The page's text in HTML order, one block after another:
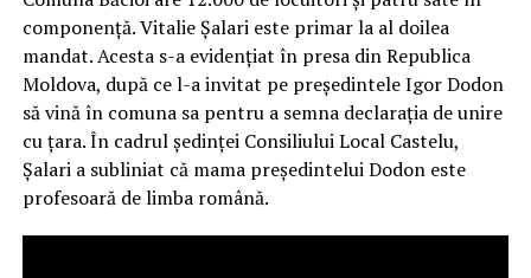
componență. Vitalie Șalari este primar la al doilea
mandat. Acesta s-a evidențiat în presa din Republica
Moldova, după ce l-a invitat pe președintele Igor Dodon
să vină în comuna sa pentru a semna declarația de unire
cu țara. În cadrul ședinței Consiliului Local Castelu,
Șalari a subliniat că mama președintelui Dodon este
profesoară de limba română.